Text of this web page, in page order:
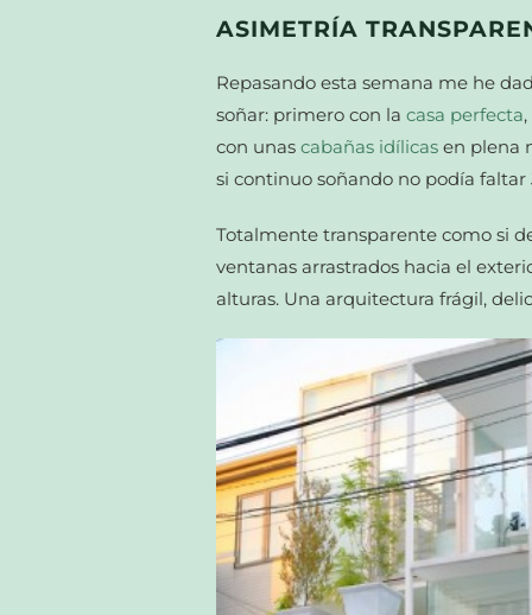
ASIMETRÍA
Repasando esta semana me he
soñar: primero con la casa perfecta
con unas cabañas idílicas en plena
si continuo soñando no podía faltar
Totalmente transparente como si
ventanas arrastrados hacia el
alturas. Una arquitectura frágil,